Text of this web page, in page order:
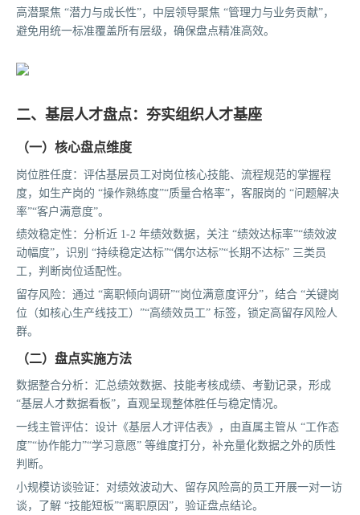
高潜聚焦 “潜力与成长性”，中层领导聚焦 “管理力与业务贡献”，
避免用统一标准覆盖所有层级，确保盘点精准高效。
二、基层人才盘点：夯实组织人才基座
（一）核心盘点维度
岗位胜任度：评估基层员工对岗位核心技能、流程规范的掌握程
度，如生产岗的 “操作熟练度”“质量合格率”，客服岗的 “问题解决
率”“客户满意度”。
绩效稳定性：分析近 1-2 年绩效数据，关注 “绩效达标率”“绩效波
动幅度”，识别 “持续稳定达标”“偶尔达标”“长期不达标” 三类员
工，判断岗位适配性。
留存风险：通过 “离职倾向调研”“岗位满意度评分”，结合 “关键岗
位（如核心生产线技工）”“高绩效员工” 标签，锁定高留存风险人
群。
（二）盘点实施方法
数据整合分析：汇总绩效数据、技能考核成绩、考勤记录，形成
“基层人才数据看板”，直观呈现整体胜任与稳定情况。
一线主管评估：设计《基层人才评估表》，由直属主管从 “工作态
度”“协作能力”“学习意愿” 等维度打分，补充量化数据之外的质性
判断。
小规模访谈验证：对绩效波动大、留存风险高的员工开展一对一访
谈，了解 “技能短板”“离职原因”，验证盘点结论。